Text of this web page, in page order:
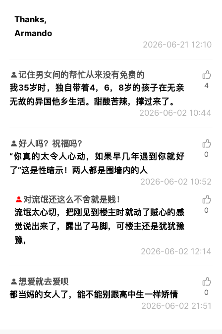
Thanks,
Armando
2026-06-21 12:10
记住男女间的帮忙从来没有免费的
我35岁时，独自带着4，6，8岁的孩子在无亲
无故的异国他乡生活。甜酸苦辣，撑过来了。
2026-06-02 10:44
4
好人吗？祝福吗？
“你真的太令人心动，如果早几年遇到你就好
了”这是性暗示！两人都是围墙内的人
2026-06-02 10:52
0
对流氓还这么不舍就是贱！
流氓太心切，把刚见到楼主时就动了贼心的感
觉说出来了，露出了马脚，可楼主还是犹犹豫
豫，
2026-06-02 12:14
0
想爱就去爱呗
都当妈的女人了，能不能别跟高中生一样矫情
2026-06-02 21:51
0